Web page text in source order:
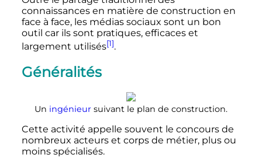
connaissances en matière de construction en
face à face, les médias sociaux sont un bon
outil car ils sont pratiques, efficaces et
largement utilisés[1].
Généralités
Un ingénieur suivant le plan de construction.
Cette activité appelle souvent le concours de
nombreux acteurs et corps de métier, plus ou
moins spécialisés.